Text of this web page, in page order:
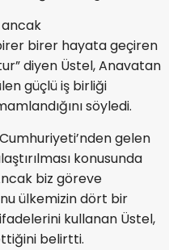
ancak
birer hayata geçiren
diyen Üstel, Anavatan
güçlü iş birliği
söyledi.
gelen
konusunda
biz göreve
ülkemizin dört bir
kullanan Üstel,
belirtti.